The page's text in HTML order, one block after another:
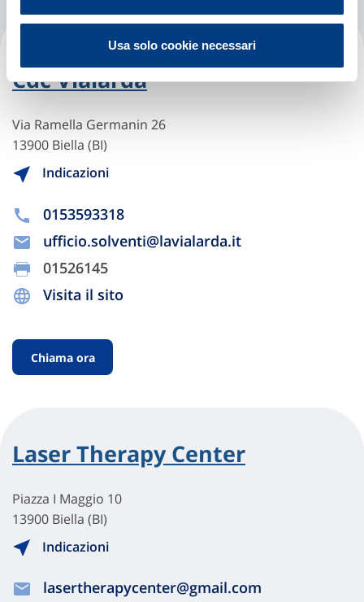
Usa solo cookie necessari
Gruppo Policlinico Di Monza -
Cdc Vialarda
Via Ramella Germanin 26
13900 Biella (BI)
Indicazioni
0153593318
ufficio.solventi@lavialarda.it
01526145
Visita il sito
Chiama ora
Laser Therapy Center
Piazza I Maggio 10
13900 Biella (BI)
Indicazioni
lasertherapycenter@gmail.com